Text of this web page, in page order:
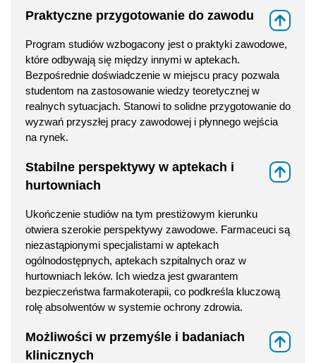
Praktyczne przygotowanie do zawodu
Program studiów wzbogacony jest o praktyki zawodowe,
które odbywają się między innymi w aptekach.
Bezpośrednie doświadczenie w miejscu pracy pozwala
studentom na zastosowanie wiedzy teoretycznej w
realnych sytuacjach. Stanowi to solidne przygotowanie do
wyzwań przyszłej pracy zawodowej i płynnego wejścia
na rynek.
Stabilne perspektywy w aptekach i
hurtowniach
Ukończenie studiów na tym prestiżowym kierunku
otwiera szerokie perspektywy zawodowe. Farmaceuci są
niezastąpionymi specjalistami w aptekach
ogólnodostępnych, aptekach szpitalnych oraz w
hurtowniach leków. Ich wiedza jest gwarantem
bezpieczeństwa farmakoterapii, co podkreśla kluczową
rolę absolwentów w systemie ochrony zdrowia.
Możliwości w przemyśle i badaniach
klinicznych